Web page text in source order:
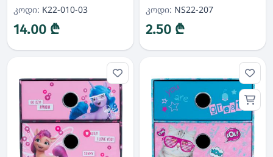
კოდი: K22-010-03
14.00 ₾
კოდი: NS22-207
2.50 ₾